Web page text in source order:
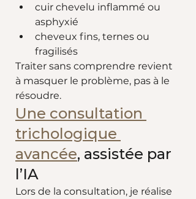
cuir chevelu inflammé ou
asphyxié
cheveux fins, ternes ou
fragilisés
Traiter sans comprendre revient
à masquer le problème, pas à le
résoudre.
Une consultation
trichologique
avancée, assistée par
l’IA
Lors de la consultation, je réalise